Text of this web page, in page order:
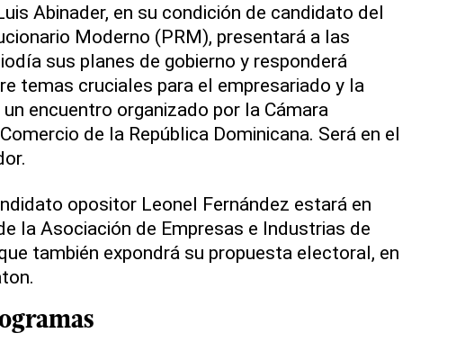
Abinader, en su condición de candidato del
Moderno (PRM), presentará a las
sus planes de gobierno y responderá
temas cruciales para el empresariado y la
encuentro organizado por la Cámara
de la República Dominicana. Será en el
opositor Leonel Fernández estará en
la Asociación de Empresas e Industrias de
también expondrá su propuesta electoral, en